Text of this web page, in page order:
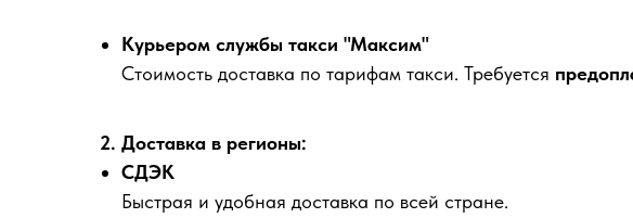
Курьером службы такси "Максим"
Стоимость доставка по тарифам такси. Требуется
2. Доставка в регионы:
СДЭК
Быстрая и удобная доставка по всей стране.